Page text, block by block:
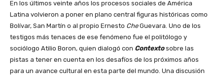
En los últimos veinte años los procesos sociales de América
Latina volvieron a poner en plano central figuras históricas como
Bolívar, San Martín o al propio Ernesto CheGuevara. Uno de los
testigos más tenaces de ese fenómeno fue el politólogo y
sociólogo Atilio Boron, quien dialogó con Contextosobre las
pistas a tener en cuenta en los desafíos de los próximos años
para un avance cultural en esta parte del mundo. Una discusión